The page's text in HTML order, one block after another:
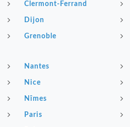
Clermont-Ferrand
Dijon
Grenoble
Nantes
Nice
Nîmes
Paris